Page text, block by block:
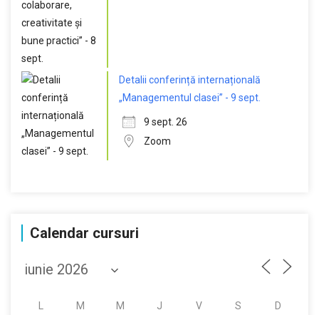
Detalii conferință internațională
„Managementul clasei” - 9 sept.
9 sept. 26
Zoom
Calendar cursuri
M M J V S D